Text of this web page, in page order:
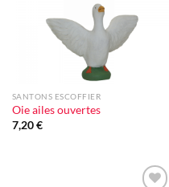
SANTONS ESCOFFIER
Oie ailes ouvertes
7,20€